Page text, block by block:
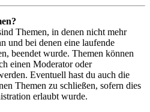
Themen, in denen nicht mehr
und bei denen eine laufende
beendet wurde. Themen können
einen Moderator oder
Eventuell hast du auch die
Themen zu schließen, sofern dies
erlaubt wurde.